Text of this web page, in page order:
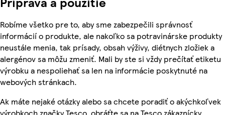
Robíme všetko pre to, aby sme zabezpečili správnosť
informácií o produkte, ale nakoľko sa potravinárske produkty
neustále menia, tak prísady, obsah výživy, diétnych zložiek a
alergénov sa môžu zmeniť. Mali by ste si vždy prečítať etiketu
výrobku a nespoliehať sa len na informácie poskytnuté na
webových stránkach.
Ak máte nejaké otázky alebo sa chcete poradiť o akýchkoľvek